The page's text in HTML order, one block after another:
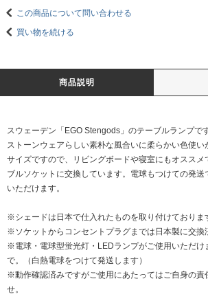
この商品について問い合わせる
買い物を続ける
商品説明
スウェーデン「EGO Stengods」のテーブルランプです
ストーンウェアらしい素朴な風合いに柔らかい色使
サイズですので、リビングボードや寝室にもオスス
ブルソケットに交換しています。電球もつけての発
いただけます。
※シェードは日本で仕入れたものを取り付けておりま
※ソケットからコンセントプラグまでは日本製に交換
※電球・電球型蛍光灯・LEDランプがご使用いただけ
で。（白熱電球をつけて発送します）
※動作確認済みですがご使用にあたってはご自身の責
せ。